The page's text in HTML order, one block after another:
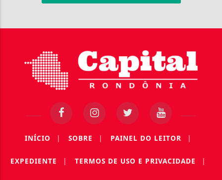
INÍCIO | SOBRE | PAINEL DO LEITOR |
EXPEDIENTE | TERMOS DE USO E PRIVACIDADE |